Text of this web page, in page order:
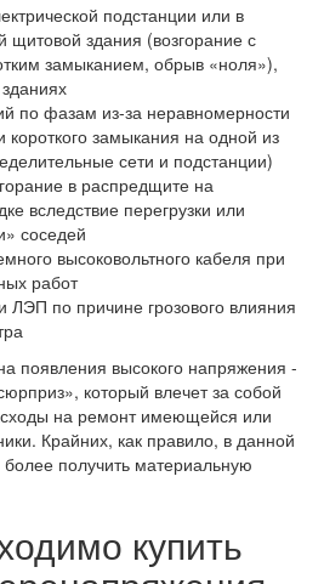
подстанции или в
щитовой здания (возгорание с
замыканием, обрыв «ноля»),
по фазам из-за неравномерности
замыкания на одной из
сети и подстанции)
в распредщите на
вследствие перегрузки или
соседей
высоковольтного кабеля при
работ
ЛЭП по причине грозового влияния
появления высокого напряжения -
который влечет за собой
на ремонт имеющейся или
Крайних, как правило, в данной
получить материальную
купить